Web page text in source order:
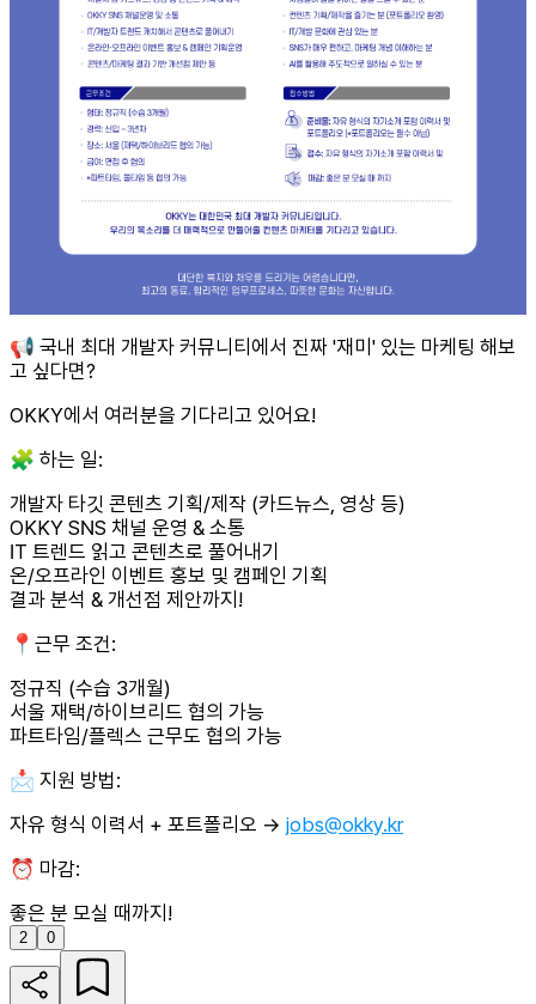
📢 국내 최대 개발자 커뮤니티에서 진짜 '재미' 있는 마케팅 해보
고 싶다면?
OKKY에서 여러분을 기다리고 있어요!
🧩 하는 일:
개발자 타깃 콘텐츠 기획/제작 (카드뉴스, 영상 등)
OKKY SNS 채널 운영 & 소통
IT 트렌드 읽고 콘텐츠로 풀어내기
온/오프라인 이벤트 홍보 및 캠페인 기획
결과 분석 & 개선점 제안까지!
📍근무 조건:
정규직 (수습 3개월)
서울 재택/하이브리드 협의 가능
파트타임/플렉스 근무도 협의 가능
📩 지원 방법:
자유 형식 이력서 + 포트폴리오 → jobs@okky.kr
⏰ 마감:
좋은 분 모실 때까지!
2 0